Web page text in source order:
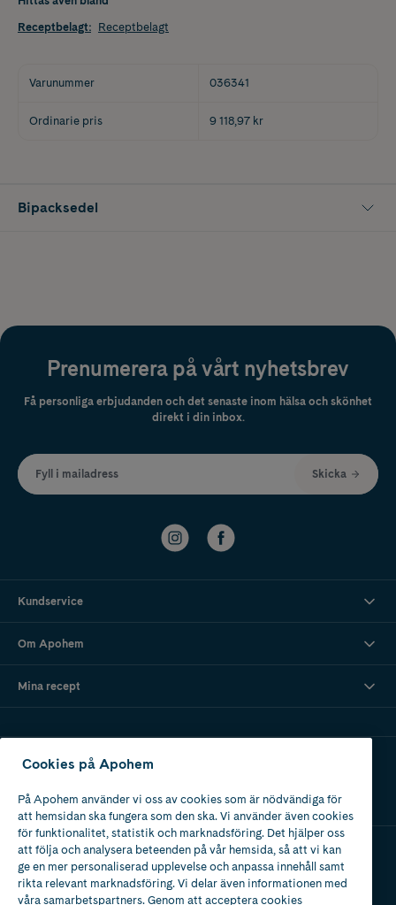
Receptbelagt: Receptbelagt
Varunummer 036341
Ordinarie pris 9 118,97 kr
Bipacksedel
Prenumerera på vårt nyhetsbrev
Få personliga erbjudanden och det senaste inom hälsa och skönhet
direkt i din inbox.
Fyll i mailadress Skicka
Kundservice
Om Apohem
Mina recept
Ladda ner vår app
Apotek med tillstånd
av Läkemedelsverket
Cookies på Apohem
På Apohem använder vi oss av cookies som är nödvändiga för
att hemsidan ska fungera som den ska. Vi använder även cookies
för funktionalitet, statistik och marknadsföring. Det hjälper oss
att följa och analysera beteenden på vår hemsida, så att vi kan
ge en mer personaliserad upplevelse och anpassa innehåll samt
rikta relevant marknadsföring. Vi delar även informationen med
våra samarbetspartners. Genom att acceptera cookies